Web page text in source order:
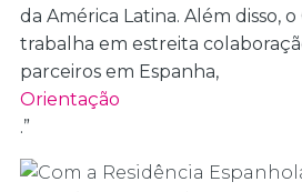
da América Latina. Além disso,
trabalha em estreita
parceiros em Espanha,
Orientação
.”